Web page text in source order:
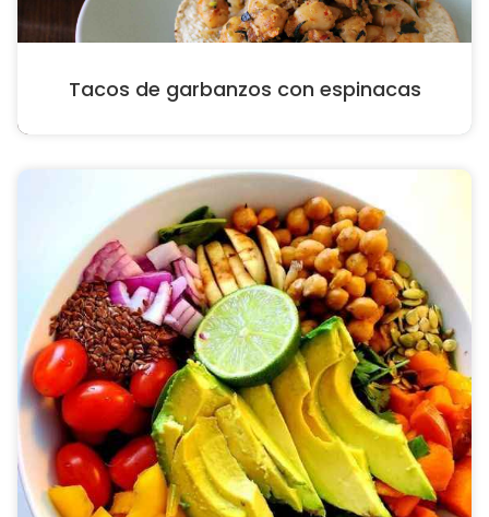
Tacos de garbanzos con espinacas